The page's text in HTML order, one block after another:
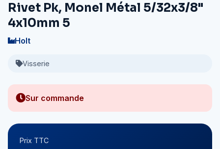
Rivet Pk, Monel Métal 5/32x3/8"
4x10mm 5
Holt
Visserie
Sur commande
Prix TTC